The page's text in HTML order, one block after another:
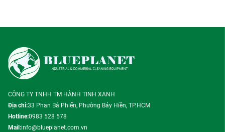
CÔNG TY TNHH TM HÀNH TINH XANH
Địa chỉ:33 Phan Bá Phiến, Phường Bảy Hiền, TP.HCM
Hotline:0983 528 578
Mail:info@blueplanet.com.vn